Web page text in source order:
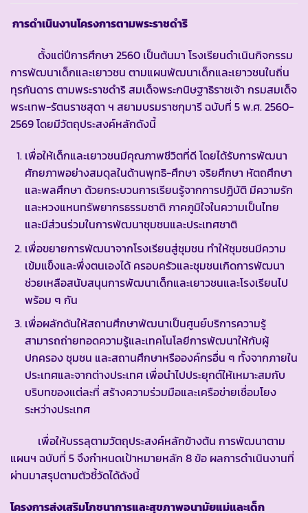
การดำเนินงานโครงการตามพระราชดำริ
ตั้งแต่ปีการศึกษา 2560 เป็นต้นมา โรงเรียนดำเนินกิจกรรม
การพัฒนาเด็กและเยาวชน ตามแผนพัฒนาเด็กและเยาวชนในถิ่น
ทุรกันดาร ตามพระราชดำริ สมเด็จพระกนิษฐาธิราชเจ้า กรมสมเด็จ
พระเทพ-รัตนราชสุดา ฯ สยามบรมราชกุมารี ฉบับที่ 5 พ.ศ. 2560-
2569 โดยมีวัตถุประสงค์หลักดังนี้
เพื่อให้เด็กและเยาวชนมีคุณภาพชีวิตที่ดี โดยได้รับการพัฒนา
ศักยภาพอย่างสมดุลในด้านพุทธิ-ศึกษา จริยศึกษา หัตถศึกษา
และพลศึกษา ด้วยกระบวนการเรียนรู้จากการปฏิบัติ มีความรัก
และหวงแหนทรัพยากรธรรมชาติ ภาคภูมิใจในความเป็นไทย
และมีส่วนร่วมในการพัฒนาชุมชนและประเทศชาติ
เพื่อขยายการพัฒนาจากโรงเรียนสู่ชุมชน ทำให้ชุมชนมีความ
เข้มแข็งและพึ่งตนเองได้ ครอบครัวและชุมชนเกิดการพัฒนา
ช่วยเหลือสนับสนุนการพัฒนาเด็กและเยาวชนและโรงเรียนไป
พร้อม ๆ กัน
เพื่อผลักดันให้สถานศึกษาพัฒนาเป็นศูนย์บริการความรู้
สามารถถ่ายทอดความรู้และเทคโนโลยีการพัฒนาให้กับผู้
ปกครอง ชุมชน และสถานศึกษาหรือองค์กรอื่น ๆ ทั้งจากภายใน
ประเทศและจากต่างประเทศ เพื่อนำไปประยุกต์ให้เหมาะสมกับ
บริบทของแต่ละที่ สร้างความร่วมมือและเครือข่ายเชื่อมโยง
ระหว่างประเทศ
เพื่อให้บรรลุตามวัตถุประสงค์หลักข้างต้น การพัฒนาตาม
แผนฯ ฉบับที่ 5 จึงกำหนดเป้าหมายหลัก 8 ข้อ ผลการดำเนินงานที่
ผ่านมาสรุปตามตัวชี้วัดได้ดังนี้
โครงการส่งเสริมโภชนาการและสุขภาพอนามัยแม่และเด็ก